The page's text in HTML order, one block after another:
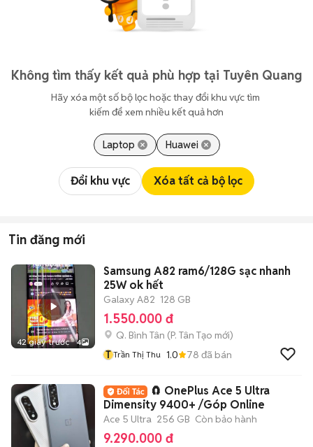
Không tìm thấy kết quả phù hợp tại Tuyên Quang
Hãy xóa một số bộ lọc hoặc thay đổi khu vực tìm
kiếm để xem nhiều kết quả hơn
Laptop Huawei
Đổi khu vực Xóa tất cả bộ lọc
Tin đăng mới
42 giây trước 4
Samsung A82 ram6/128G sạc nhanh
25W ok hết
Galaxy A82 128 GB
1.550.000 đ
Q. Bình Tân (P. Tân Tạo mới)
T Trần Thị Thu 1.0 78 đã bán
🧲 OnePlus Ace 5 Ultra
Dimensity 9400+ /Góp Online
Ace 5 Ultra 256 GB Còn bảo hành
9.290.000 đ